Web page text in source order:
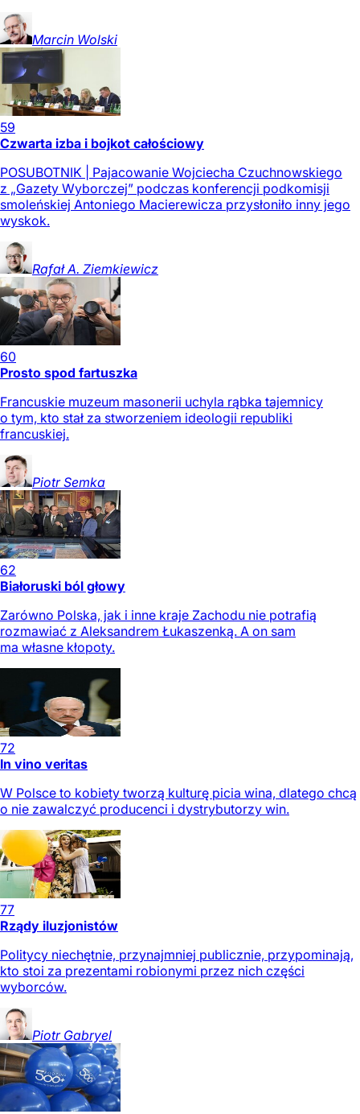
Marcin Wolski
59
Czwarta izba i bojkot całościowy
POSUBOTNIK | Pajacowanie Wojciecha Czuchnowskiego
z „Gazety Wyborczej” podczas konferencji podkomisji
smoleńskiej Antoniego Macierewicza przysłoniło inny jego
wyskok.
Rafał A. Ziemkiewicz
60
Prosto spod fartuszka
Francuskie muzeum masonerii uchyla rąbka tajemnicy
o tym, kto stał za stworzeniem ideologii republiki
francuskiej.
Piotr Semka
62
Białoruski ból głowy
Zarówno Polska, jak i inne kraje Zachodu nie potrafią
rozmawiać z Aleksandrem Łukaszenką. A on sam
ma własne kłopoty.
72
In vino veritas
W Polsce to kobiety tworzą kulturę picia wina, dlatego chcą
o nie zawalczyć producenci i dystrybutorzy win.
77
Rządy iluzjonistów
Politycy niechętnie, przynajmniej publicznie, przypominają,
kto stoi za prezentami robionymi przez nich części
wyborców.
Piotr Gabryel